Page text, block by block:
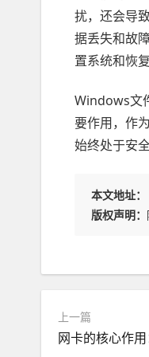
扰，还会导
据丢失和故
置系统和恢
Windows文
要作用，作
始终处于安
本文地址：
版权声明：
上一篇
网卡的核心作